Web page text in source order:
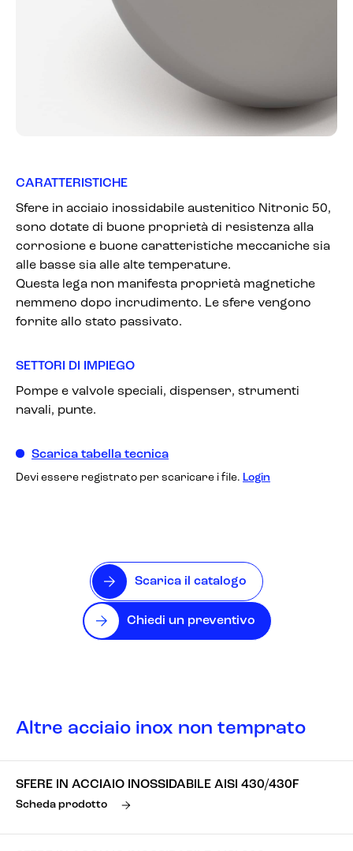
CARATTERISTICHE
Sfere in acciaio inossidabile austenitico Nitronic 50,
sono dotate di buone proprietà di resistenza alla
corrosione e buone caratteristiche meccaniche sia
alle basse sia alle alte temperature.
Questa lega non manifesta proprietà magnetiche
nemmeno dopo incrudimento. Le sfere vengono
fornite allo stato passivato.
SETTORI DI IMPIEGO
Pompe e valvole speciali, dispenser, strumenti
navali, punte.
Scarica tabella tecnica
Devi essere registrato per scaricare i file. Login
Scarica il catalogo
Chiedi un preventivo
Altre acciaio inox non temprato
SFERE IN ACCIAIO INOSSIDABILE AISI 430/430F
Scheda prodotto